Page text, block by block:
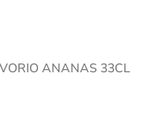
ANANAS 33CL